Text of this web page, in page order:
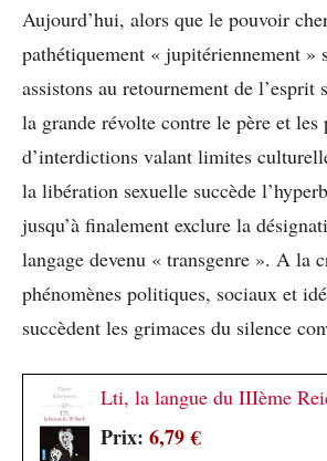
Aujourd’hui, alors que le pouvoir
pathétiquement « jupitériennement »
assistons au retournement de l’esprit
la grande révolte contre le père et les
d’interdictions valant limites
la libération sexuelle succède
jusqu’à finalement exclure la
langage devenu « transgenre ». A la
phénomènes politiques, sociaux et
succèdent les grimaces du silence
Lti, la langue du IIIème
Prix: 6,79 €